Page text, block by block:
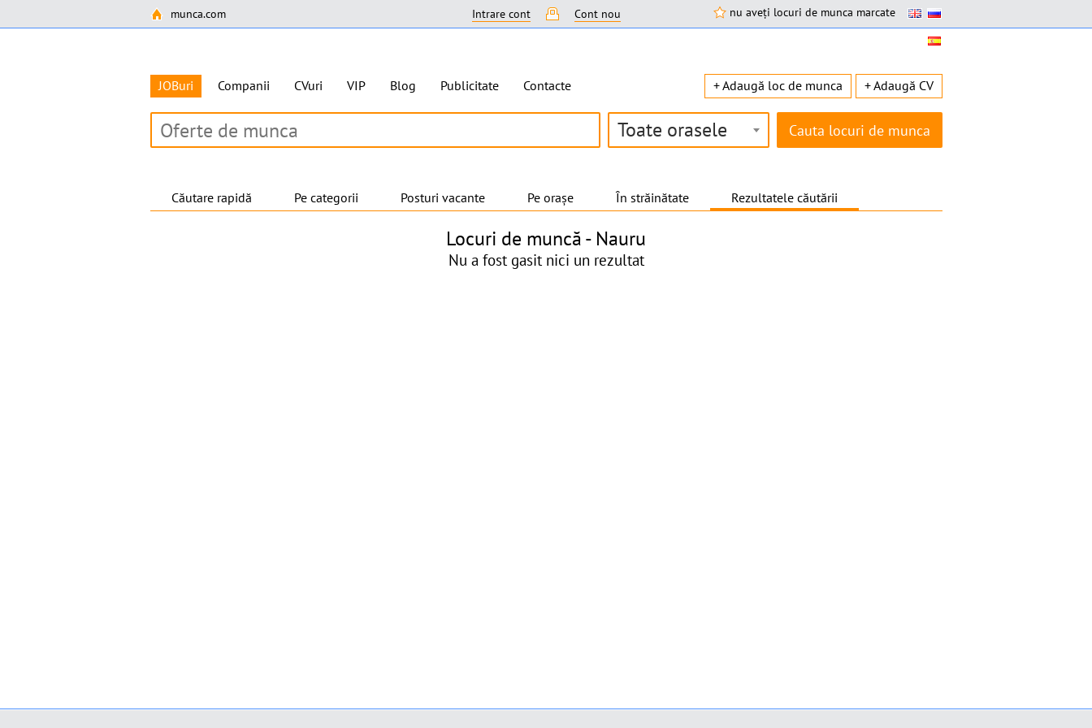
munca.com nu aveți locuri de munca marcate
Intrare cont Cont nou
JOBuri Companii CVuri VIP Blog Publicitate Contacte + Adaugă loc de munca + Adaugă CV
Toate orasele
Căutare rapidă Pe categorii Posturi vacante Pe orașe În străinătate Rezultatele căutării
Locuri de muncă - Nauru
Nu a fost gasit nici un rezultat